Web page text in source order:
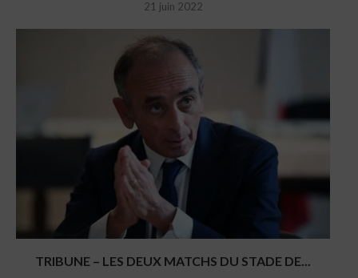
21 juin 2022
TRIBUNE – LES DEUX MATCHS DU STADE DE...